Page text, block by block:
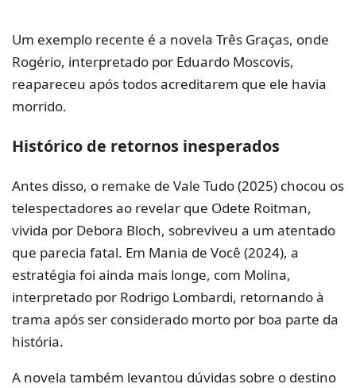
Um exemplo recente é a novela Três Graças, onde
Rogério, interpretado por Eduardo Moscovis,
reapareceu após todos acreditarem que ele havia
morrido.
Histórico de retornos inesperados
Antes disso, o remake de Vale Tudo (2025) chocou os
telespectadores ao revelar que Odete Roitman,
vivida por Debora Bloch, sobreviveu a um atentado
que parecia fatal. Em Mania de Você (2024), a
estratégia foi ainda mais longe, com Molina,
interpretado por Rodrigo Lombardi, retornando à
trama após ser considerado morto por boa parte da
história.
A novela também levantou dúvidas sobre o destino